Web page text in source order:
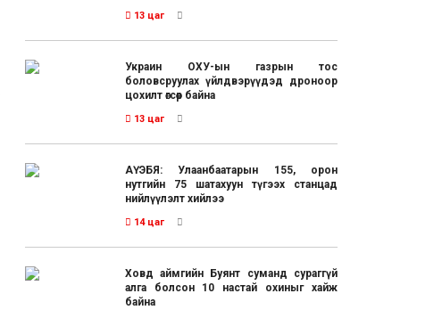
13 цаг
Украин ОХУ-ын газрын тос
боловсруулах үйлдвэрүүдэд дроноор
цохилт өгсөөр байна
13 цаг
АҮЭБЯ: Улаанбаатарын 155, орон
нутгийн 75 шатахуун түгээх станцад
нийлүүлэлт хийлээ
14 цаг
Ховд аймгийн Буянт суманд сураггүй
алга болсон 10 настай охиныг хайж
байна